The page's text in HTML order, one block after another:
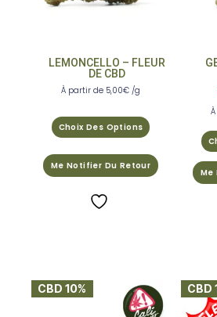
LEMONCELLO – FLEUR
DE CBD
À partir de 5,00€ /g
Choix Des Options
Me Notifier Du Retour
Me
CBD 10% CBD